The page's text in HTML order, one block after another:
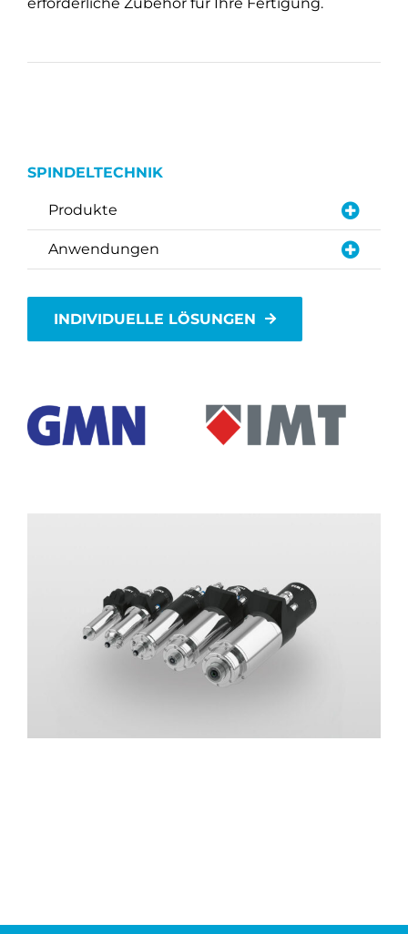
SPINDELTECHNIK
Produkte
Anwendungen
INDIVIDUELLE LÖSUNGEN